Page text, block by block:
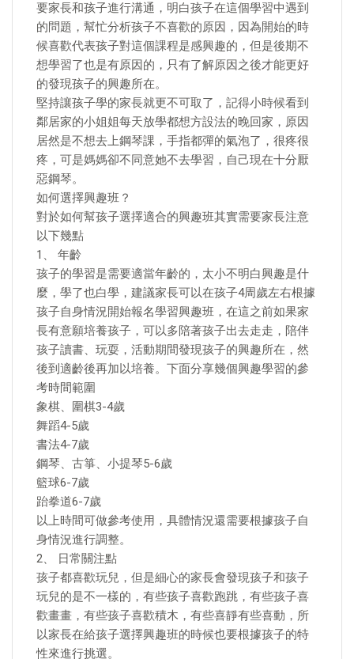
要家長和孩子進行溝通，明白孩子在這個學習中遇到
的問題，幫忙分析孩子不喜歡的原因，因為開始的時
候喜歡代表孩子對這個課程是感興趣的，但是後期不
想學習了也是有原因的，只有了解原因之後才能更好
的發現孩子的興趣所在。
堅持讓孩子學的家長就更不可取了，記得小時候看到
鄰居家的小姐姐每天放學都想方設法的晚回家，原因
居然是不想去上鋼琴課，手指都彈的氣泡了，很疼很
疼，可是媽媽卻不同意她不去學習，自己現在十分厭
惡鋼琴。
如何選擇興趣班？
對於如何幫孩子選擇適合的興趣班其實需要家長注意
以下幾點
1、 年齡
孩子的學習是需要適當年齡的，太小不明白興趣是什
麼，學了也白學，建議家長可以在孩子4周歲左右根據
孩子自身情況開始報名學習興趣班，在這之前如果家
長有意願培養孩子，可以多陪著孩子出去走走，陪伴
孩子讀書、玩耍，活動期間發現孩子的興趣所在，然
後到適齡後再加以培養。下面分享幾個興趣學習的參
考時間範圍
象棋、圍棋3-4歲
舞蹈4-5歲
書法4-7歲
鋼琴、古箏、小提琴5-6歲
籃球6-7歲
跆拳道6-7歲
以上時間可做參考使用，具體情況還需要根據孩子自
身情況進行調整。
2、 日常關注點
孩子都喜歡玩兒，但是細心的家長會發現孩子和孩子
玩兒的是不一樣的，有些孩子喜歡跑跳，有些孩子喜
歡畫畫，有些孩子喜歡積木，有些喜靜有些喜動，所
以家長在給孩子選擇興趣班的時候也要根據孩子的特
性來進行挑選。